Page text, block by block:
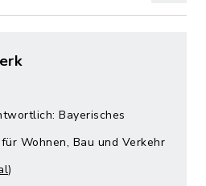
Bayerisches
Wohnen, Bau und Verkehr
)